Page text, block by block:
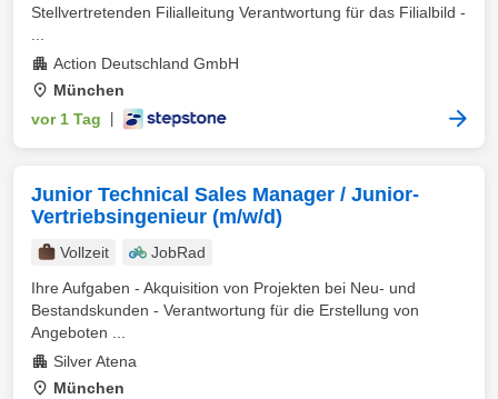
Stellvertretenden Filialleitung Verantwortung für das Filialbild -
Action Deutschland GmbH
München
vor 1 Tag
Junior Technical Sales Manager / Junior-
Vertriebsingenieur (m/w/d)
Vollzeit
JobRad
Ihre Aufgaben - Akquisition von Projekten bei Neu- und
Bestandskunden - Verantwortung für die Erstellung von
Angeboten ...
Silver Atena
München